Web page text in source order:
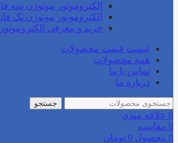
الکتروموتور موتوژن سه
الکتروموتور موتوژن تک فاز
خرید و معرفی
لیست قیمت محصولات
همه محصولات
تماس با ما
درباره ما
جستجو
0 علاقه مندی
0 مقایسه
0 محصول 0 تومان